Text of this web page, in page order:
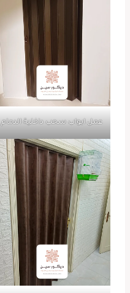
عمل ابواب سحب داخلية الدمام